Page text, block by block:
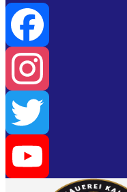
Facebook
Instagram
Twitter